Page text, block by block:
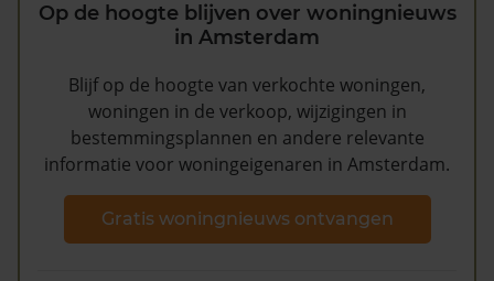
Op de hoogte blijven over woningnieuws
in Amsterdam
Blijf op de hoogte van verkochte woningen,
woningen in de verkoop, wijzigingen in
bestemmingsplannen en andere relevante
informatie voor woningeigenaren in Amsterdam.
Gratis woningnieuws ontvangen